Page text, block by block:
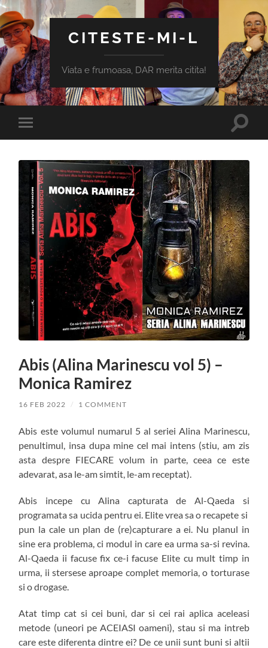
CITESTE-MI-L
Viata e frumoasa, DAR merita citita!
Toggle
mobile
Toggle
Abis (Alina Marinescu vol 5) –
Monica Ramirez
16 FEB 2022 / 1 COMMENT
Abis este volumul numarul 5 al seriei Alina Marinescu,
penultimul, insa dupa mine cel mai intens (stiu, am zis
asta despre FIECARE volum in parte, ceea ce este
adevarat, asa le-am simtit, le-am receptat).
Abis incepe cu Alina capturata de Al-Qaeda si
programata sa ucida pentru ei. Elite vrea sa o recapete si
pun la cale un plan de (re)capturare a ei. Nu planul in
sine era problema, ci modul in care ea urma sa-si revina.
Al-Qaeda ii facuse fix ce-i facuse Elite cu mult timp in
urma, ii stersese aproape complet memoria, o torturase
si o drogase.
Atat timp cat si cei buni, dar si cei rai aplica aceleasi
metode (uneori pe ACEIASI oameni), stau si ma intreb
care este diferenta dintre ei? De ce unii sunt buni si altii